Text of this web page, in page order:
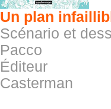
Un plan
Scénario et
Pacco
Casterman